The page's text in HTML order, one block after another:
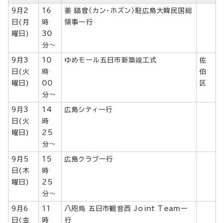
9月2
日(月
曜日)
16
時
30
分～
姜 鎬曾（カン・ホズン）駐広島大韓民国総
領事一行
9月3
日(火
曜日)
10
時
00
分～
ゆめモール五日市新築竣工式
佐
伯
区
9月3
日(火
曜日)
14
時
25
分～
広島シティ一行
9月5
日(木
曜日)
15
時
25
分～
広島クラブ一行
9月6
日(金
11
時
八咫烏 五日市観音西 Joint Team一
行